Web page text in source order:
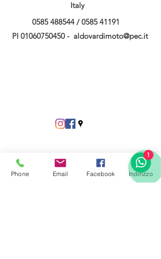
Italy
0585 488544 / 0585 41191
PI 01060750450 - aldovardimoto@pec.it
Phone Email Facebook Indirizzo
1